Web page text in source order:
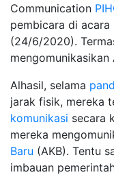
Communication
pembicara di acara
(24/6/2020).
mengomunikasikan
Alhasil, selama
jarak fisik, mereka
komunikasi secara
mereka
Baru (AKB). Tentu
imbauan